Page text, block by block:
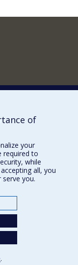
of
your
required to
while
all, you
you.
.